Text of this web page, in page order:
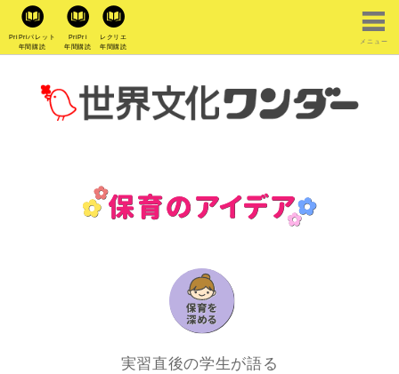
PriPriパレット
年間購読
PriPri
年間購読
レクリエ
年間購読
メニュー
実習直後の学生が語る